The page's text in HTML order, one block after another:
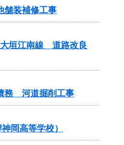
舗装補修工事
垣江南線 道路改良
務 河道掘削工事
岡高等学校）